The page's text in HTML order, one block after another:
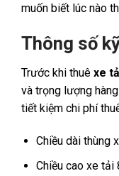
muốn biết lúc nào
Thông số
Trước khi thuê xe
và trọng lượng
tiết kiệm chi phí
Chiều dài thùng
Chiều cao xe tải